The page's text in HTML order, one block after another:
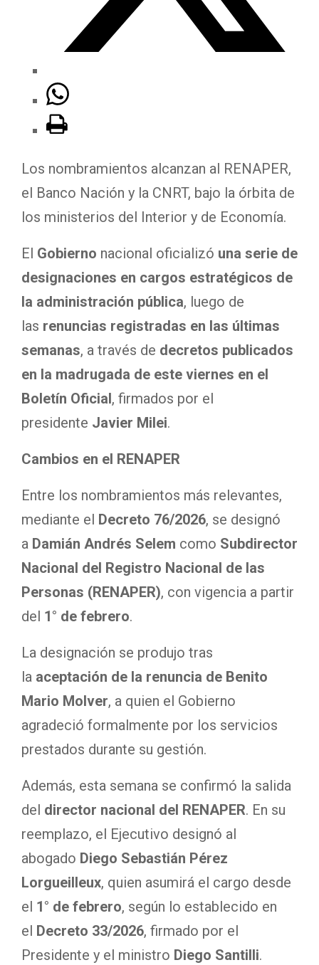
Los nombramientos alcanzan al RENAPER,
el Banco Nación y la CNRT, bajo la órbita de
los ministerios del Interior y de Economía.
El Gobierno nacional oficializó una serie de
designaciones en cargos estratégicos de
la administración pública, luego de
las renuncias registradas en las últimas
semanas, a través de decretos publicados
en la madrugada de este viernes en el
Boletín Oficial, firmados por el
presidente Javier Milei.
Cambios en el RENAPER
Entre los nombramientos más relevantes,
mediante el Decreto 76/2026, se designó
a Damián Andrés Selem como Subdirector
Nacional del Registro Nacional de las
Personas (RENAPER), con vigencia a partir
del 1° de febrero.
La designación se produjo tras
la aceptación de la renuncia de Benito
Mario Molver, a quien el Gobierno
agradeció formalmente por los servicios
prestados durante su gestión.
Además, esta semana se confirmó la salida
del director nacional del RENAPER. En su
reemplazo, el Ejecutivo designó al
abogado Diego Sebastián Pérez
Lorgueilleux, quien asumirá el cargo desde
el 1° de febrero, según lo establecido en
el Decreto 33/2026, firmado por el
Presidente y el ministro Diego Santilli.